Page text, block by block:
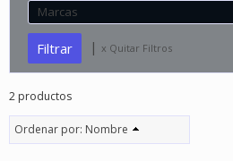
Marcas
| x Quitar Filtros
2 productos
Ordenar por: Nombre